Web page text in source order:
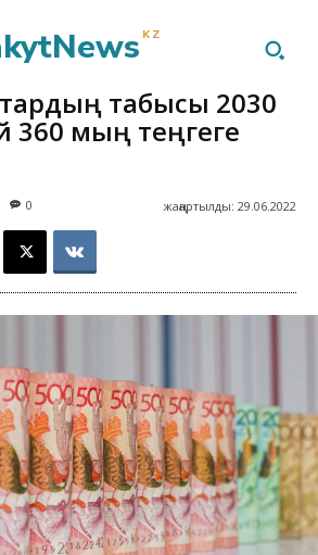
KZ
табысы 2030
360 мың теңгеге
жаңартылды: 29.06.2022
0